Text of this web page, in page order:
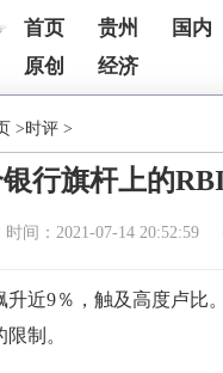
首页 贵州 国内
原创
经济
>时评 >
行旗杆上的
时间：2021-07-14 20:52:59
升近9％，触及高度卢比
制。